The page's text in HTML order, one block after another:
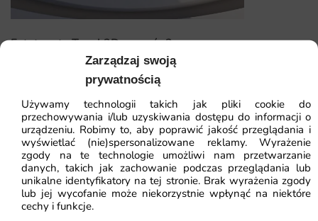
Zarządzaj swoją
prywatnością
Używamy technologii takich jak pliki cookie do
przechowywania i/lub uzyskiwania dostępu do informacji o
urządzeniu. Robimy to, aby poprawić jakość przeglądania i
wyświetlać (nie)spersonalizowane reklamy. Wyrażenie
zgody na te technologie umożliwi nam przetwarzanie
danych, takich jak zachowanie podczas przeglądania lub
unikalne identyfikatory na tej stronie. Brak wyrażenia zgody
lub jej wycofanie może niekorzystnie wpłynąć na niektóre
cechy i funkcje.
Wysokiej jakości materiały zapewniające długotrwałość.
Ekologiczne farby, które są bezpieczne dla zdrowia.
Fototapeta Tunel 3D — wzór 2
64.51zł
Najniższa cena z 30 dni:41.93 zł
ZOBACZ WSZYSTKIE
Najczęściej zadawane pytania